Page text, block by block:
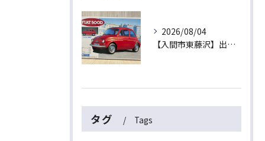
2026/08/04
【入間市東藤沢】出張買取にて絶版プラモデル「フィアット500D」をお買取！暑い夏は涼しいご自宅で「無料出張買取」をご利用ください
タグ Tags